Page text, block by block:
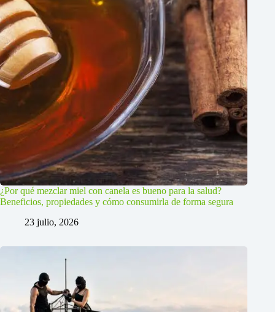
¿Por qué mezclar miel con canela es bueno para la salud?
Beneficios, propiedades y cómo consumirla de forma segura
23 julio, 2026